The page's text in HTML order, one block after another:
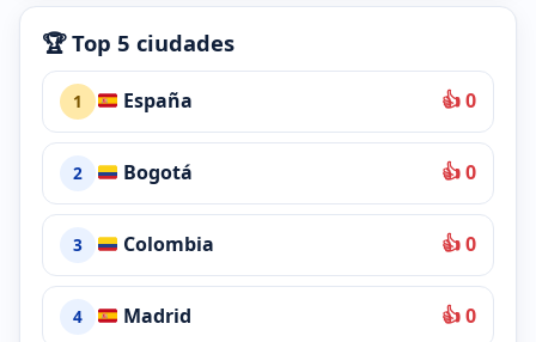
🏆 Top 5 ciudades
1 España 👍 0
2 Bogotá 👍 0
3 Colombia 👍 0
4 Madrid 👍 0